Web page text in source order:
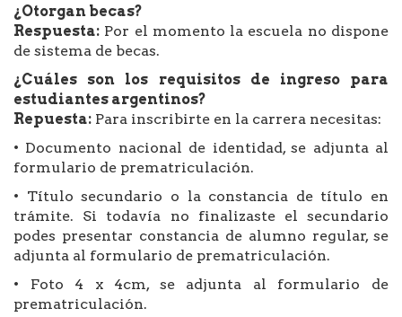
¿Otorgan becas?
Respuesta: Por el momento la escuela no dispone
de sistema de becas.
¿Cuáles son los requisitos de ingreso para
estudiantes argentinos?
Repuesta: Para inscribirte en la carrera necesitas:
• Documento nacional de identidad, se adjunta al
formulario de prematriculación.
• Título secundario o la constancia de título en
trámite. Si todavía no finalizaste el secundario
podes presentar constancia de alumno regular, se
adjunta al formulario de prematriculación.
• Foto 4 x 4cm, se adjunta al formulario de
prematriculación.